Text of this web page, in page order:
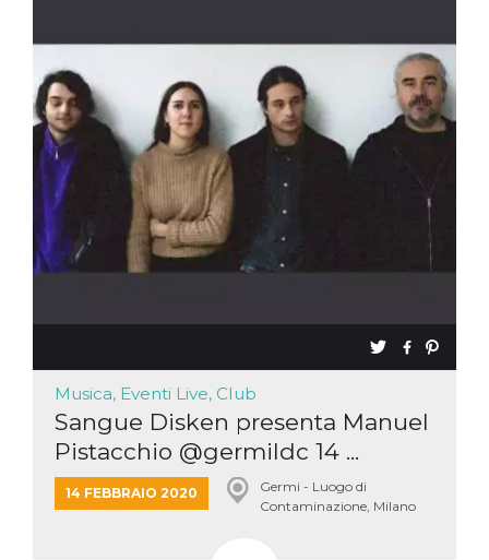
Musica, Eventi Live, Club
Sangue Disken presenta Manuel
Pistacchio @germildc 14 ...
14 FEBBRAIO 2020
Germi - Luogo di
Contaminazione, Milano